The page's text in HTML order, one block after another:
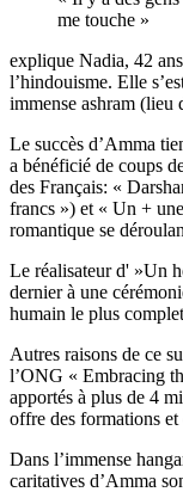
me touche »
explique Nadia, 42
l’hindouisme. Elle
immense ashram (lieu
Le succès d’Amma
a bénéficié de coups
des Français: «
francs ») et « Un +
romantique se
Le réalisateur d' »Un
dernier à une
humain le plus
Autres raisons de ce
l’ONG « Embracing
apportés à plus de 4
offre des formations
Dans l’immense
caritatives d’Amma